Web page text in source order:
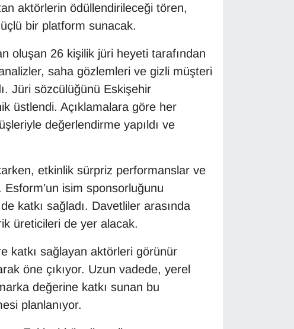
aktörlerin ödüllendirileceği tören,
bir platform sunacak.
oluşan 26 kişilik jüri heyeti tarafından
saha gözlemleri ve gizli müşteri
Jüri sözcülüğünü Eskişehir
üstlendi. Açıklamalara göre her
değerlendirme yapıldı ve
etkinlik sürpriz performanslar ve
isim sponsorluğunu
katkı sağladı. Davetliler arasında
üreticileri de yer alacak.
katkı sağlayan aktörleri görünür
öne çıkıyor. Uzun vadede, yerel
değerine katkı sunan bu
planlanıyor.